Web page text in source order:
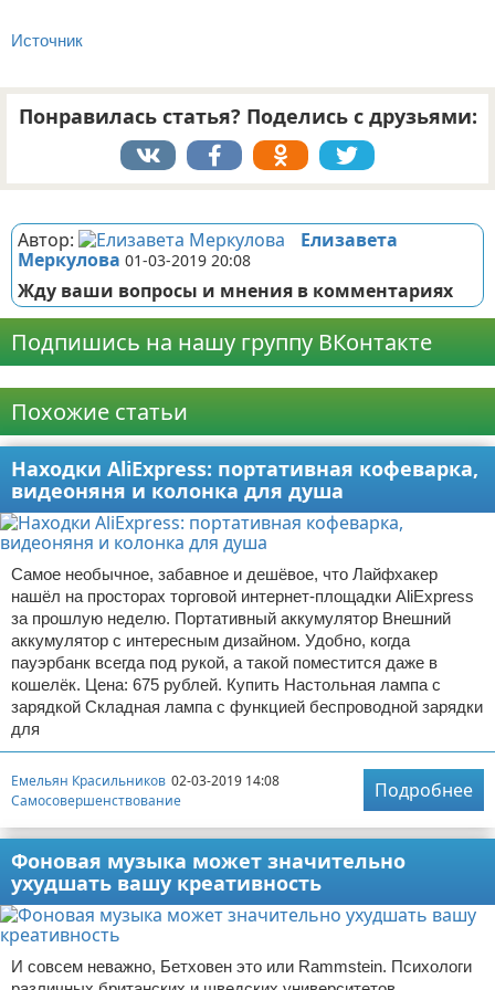
Источник
Понравилась статья? Поделись с друзьями:
Автор:
Елизавета
Меркулова 01-03-2019 20:08
Жду ваши вопросы и мнения в комментариях
Подпишись на нашу группу ВКонтакте
Похожие статьи
Находки AliExpress: портативная кофеварка,
видеоняня и колонка для душа
Самое необычное, забавное и дешёвое, что Лайфхакер
нашёл на просторах торговой интернет-площадки AliExpress
за прошлую неделю. Портативный аккумулятор Внешний
аккумулятор с интересным дизайном. Удобно, когда
пауэрбанк всегда под рукой, а такой поместится даже в
кошелёк. Цена: 675 рублей. Купить Настольная лампа с
зарядкой Складная лампа с функцией беспроводной зарядки
для
Емельян Красильников 02-03-2019 14:08
Самосовершенствование
Подробнее
Фоновая музыка может значительно
ухудшать вашу креативность
И совсем неважно, Бетховен это или Rammstein. Психологи